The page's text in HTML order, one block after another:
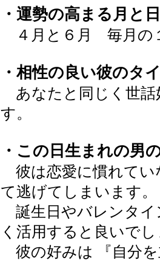
・運勢の高まる月と
４月と６月 毎月の
・相性の良い彼のタ
あなたと同じく世話
す。
・この日生まれの男
彼は恋愛に慣れてい
て逃げてしまいます。
誕生日やバレンタイ
く活用すると良いで
彼の好みは 『自分